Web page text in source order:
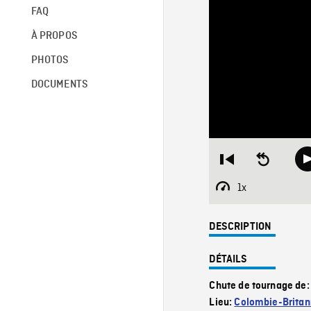
FAQ
À PROPOS
PHOTOS
DOCUMENTS
Restart
beginning
Seek
backward
1x
Playback
DESCRIPTION
DÉTAILS
Chute de tournage de:
Lieu:Colombie-